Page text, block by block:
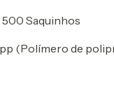
Saquinhos
(Polímero de